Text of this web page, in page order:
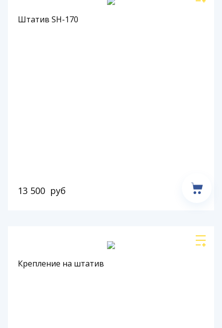
Штатив SH-170
13 500 руб
Крепление на штатив